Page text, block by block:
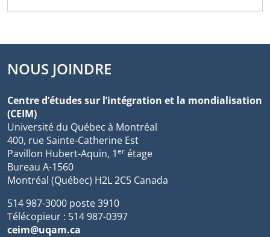
NOUS JOINDRE
Centre d’études sur l’intégration et la mondialisation
(CEIM)
Université du Québec à Montréal
400, rue Sainte-Catherine Est
Pavillon Hubert-Aquin, 1er étage
Bureau A-1560
Montréal (Québec) H2L 2C5 Canada
514 987-3000 poste 3910
Télécopieur : 514 987-0397
ceim@uqam.ca